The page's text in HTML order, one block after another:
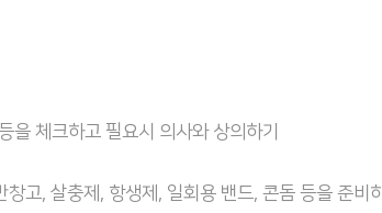
을 체크하고 필요시 의사와 상의하기
고, 살충제, 항생제, 일회용 밴드, 콘돔 등을 준비